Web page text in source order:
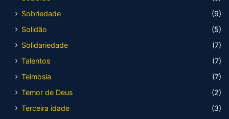
Sobriedade
(9)
Solidão
(5)
Solidariedade
(7)
Talentos
(7)
Teimosia
(7)
Temor de Deus
(2)
Terceira idade
(3)